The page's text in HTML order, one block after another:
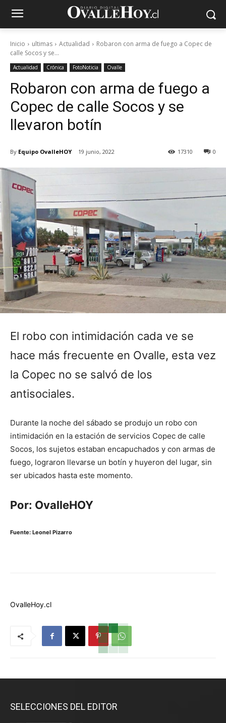
Inicio ultimas Actualidad
Robaron con arma de fuego a Copec de
calle Socos y se...
Actualidad Crónica FotoNoticia Ovalle
Robaron con arma de fuego a
Copec de calle Socos y se
llevaron botín
By Equipo OvalleHOY 19 junio, 2022 0
17310
El robo con intimidación cada ve se
hace más frecuente en Ovalle, esta vez
la Copec no se salvó de los
antisociales.
Durante la noche del sábado se produjo un robo con
intimidación en la estación de servicios Copec de calle
Socos, los sujetos estaban encapuchados y con armas de
fuego, lograron llevarse un botín y huyeron del lugar, sin
ser ubicados hasta este momento.
Por: OvalleHOY
Fuente: Leonel Pizarro
OvalleHoy.cl
SELECCIONES DEL EDITOR